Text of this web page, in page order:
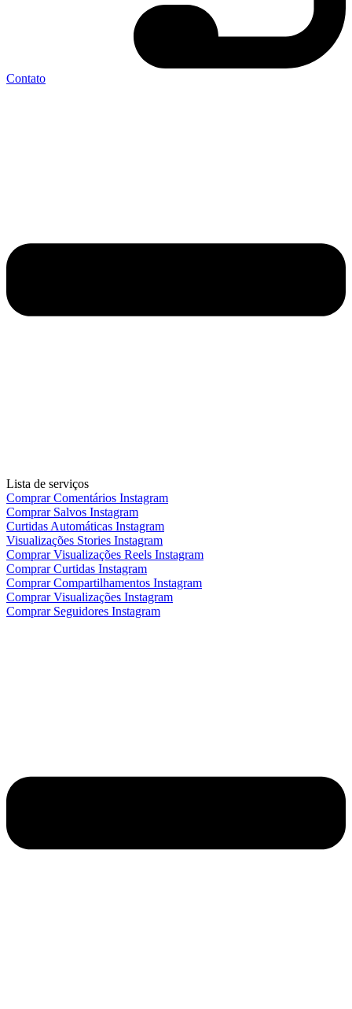
Contato
Lista de serviços
Comprar Comentários Instagram
Comprar Salvos Instagram
Curtidas Automáticas Instagram
Visualizações Stories Instagram
Comprar Visualizações Reels Instagram
Comprar Curtidas Instagram
Comprar Compartilhamentos Instagram
Comprar Visualizações Instagram
Comprar Seguidores Instagram